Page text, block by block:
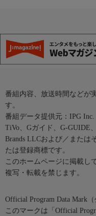
番組内容、放送時間などが
す。
番組データ提供元：IPG Inc.
TiVo、Gガイド、G-GUIDE
Brands LLCおよび／または
たは登録商標です。
このホームページに掲載し
複写・転載を禁じます。
Official Program Data Mark
このマークは「Official